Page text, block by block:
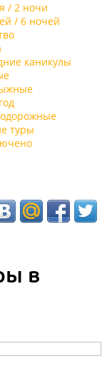
/ 2 ночи
/ 6 ночей
каникулы
туры
в